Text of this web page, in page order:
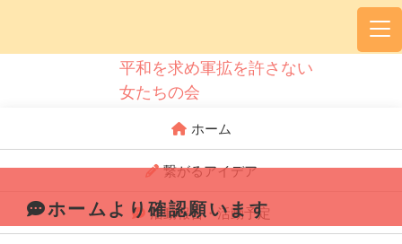
平和を求め軍拡を許さない
女たちの会
ホーム
繋がるアイデア
活動報告・活動予定
ホームより確認願います